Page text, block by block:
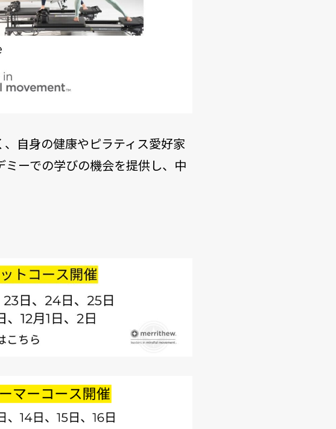
自身の健康やピラティス愛好家
ーでの学びの機会を提供し、中